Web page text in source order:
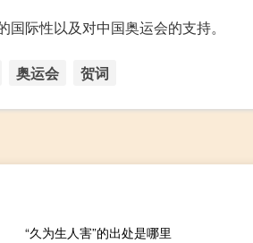
际性以及对中国奥运会的支持。
奥运会 贺词
“久为生人害”的出处是哪里